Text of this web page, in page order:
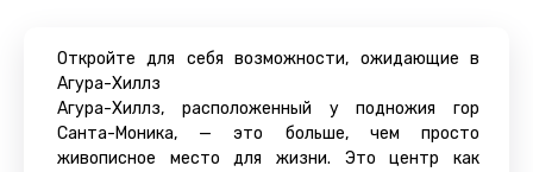
Откройте для себя возможности, ожидающие в
Агура-Хиллз
Агура-Хиллз, расположенный у подножия гор
Санта-Моника, — это больше, чем просто
живописное место для жизни. Это центр как